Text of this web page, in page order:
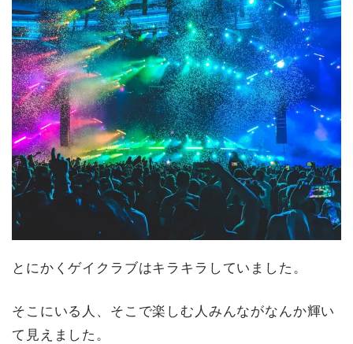
とにかくゲイクラブはキラキラしていました。
そこにいる人、そこで楽しむ人みんながなんか輝い
て見えました。